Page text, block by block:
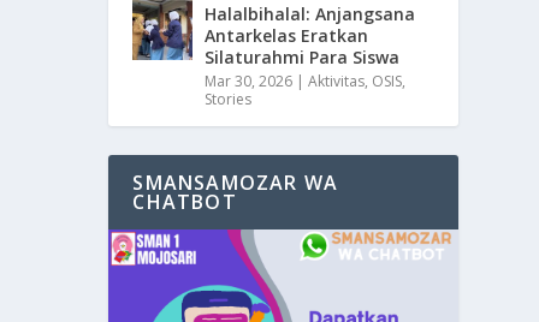
Halalbihalal: Anjangsana
Antarkelas Eratkan
Silaturahmi Para Siswa
Mar 30, 2026 |Aktivitas, OSIS,
Stories
SMANSAMOZAR WA
CHATBOT